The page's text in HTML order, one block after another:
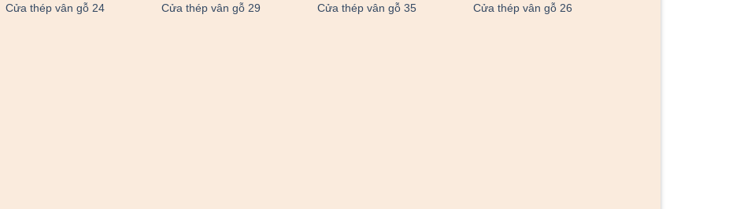
Cửa thép vân gỗ 24 Cửa thép vân gỗ 29 Cửa thép vân gỗ 35 Cửa thép vân gỗ 26